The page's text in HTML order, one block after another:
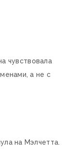
чувствовала
а не с
на Мэлчетта.